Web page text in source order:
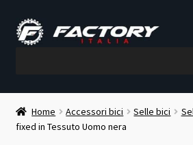
Vai
alla
Vai
al
Il mio account
Metodi di pagamento
Home Accessori bici Selle bici
fixed in Tessuto Uomo nera